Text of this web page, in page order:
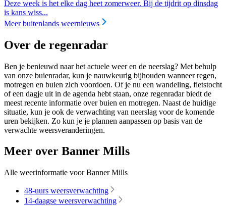
Deze week is het elke dag heet zomerweer. Bij de tijdrit op dinsdag
is kans wiss...
Meer buitenlands weernieuws
Over de regenradar
Ben je benieuwd naar het actuele weer en de neerslag? Met behulp
van onze buienradar, kun je nauwkeurig bijhouden wanneer regen,
motregen en buien zich voordoen. Of je nu een wandeling, fietstocht
of een dagje uit in de agenda hebt staan, onze regenradar biedt de
meest recente informatie over buien en motregen. Naast de huidige
situatie, kun je ook de verwachting van neerslag voor de komende
uren bekijken. Zo kun je je plannen aanpassen op basis van de
verwachte weersveranderingen.
Meer over Banner Mills
Alle weerinformatie voor Banner Mills
48-uurs weersverwachting
14-daagse weersverwachting